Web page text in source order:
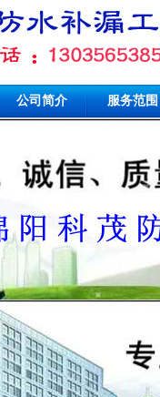
公司简介 服务范围